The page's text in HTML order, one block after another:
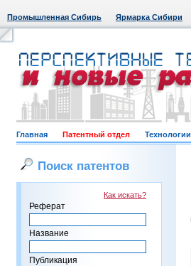
Промышленная Сибирь Ярмарка Сибири
Главная Патентный отдел Технологии
Поиск патентов
Как искать?
Реферат
Название
Публикация